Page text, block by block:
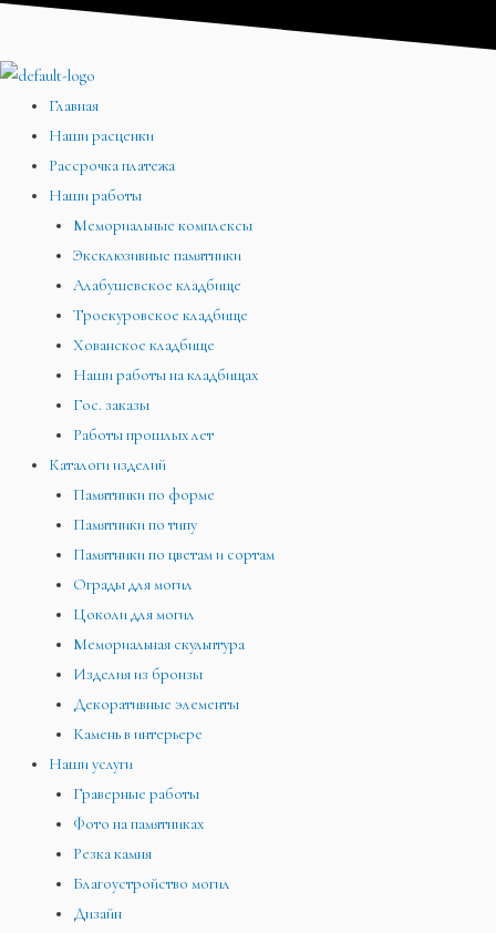
Перейти
содержимому
Главная
Наши расценки
Рассрочка платежа
Наши работы
Мемориальные комплексы
Эксклюзивные памятники
Алабушевское кладбище
Троекуровское кладбище
Хованское кладбище
Наши работы на кладбищах
Гос. заказы
Работы прошлых лет
Каталоги изделий
Памятники по форме
Памятники по типу
Памятники по цветам и сортам
Ограды для могил
Цоколи для могил
Мемориальная скульптура
Изделия из бронзы
Декоративные элементы
Камень в интерьере
Наши услуги
Граверные работы
Фото на памятниках
Резка камня
Благоустройство могил
Дизайн